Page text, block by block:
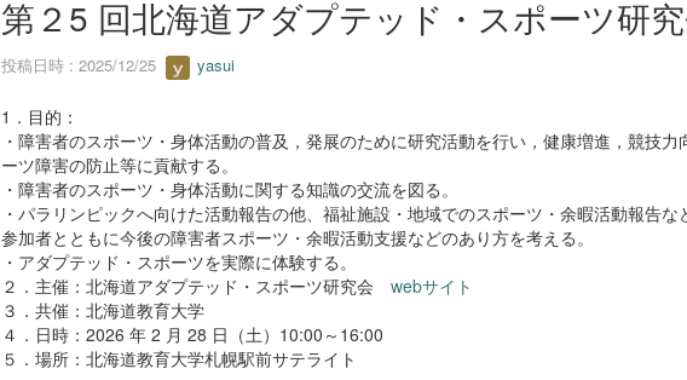
第２5 回北海道アダプテッド・スポーツ研
投稿日時 : 2025/12/25 yasui
1．目的：
・障害者のスポーツ・身体活動の普及，発展のために研究活動を行い，健康増進，競技力
ーツ障害の防止等に貢献する。
・障害者のスポーツ・身体活動に関する知識の交流を図る。
・パラリンピックへ向けた活動報告の他、福祉施設・地域でのスポーツ・余暇活動報告な
参加者とともに今後の障害者スポーツ・余暇活動支援などのあり方を考える。
・アダプテッド・スポーツを実際に体験する。
２．主催：北海道アダプテッド・スポーツ研究会 webサイト
３．共催：北海道教育大学
４．日時：2026 年 2 月 28 日（土）10:00～16:00
５．場所：北海道教育大学札幌駅前サテライト